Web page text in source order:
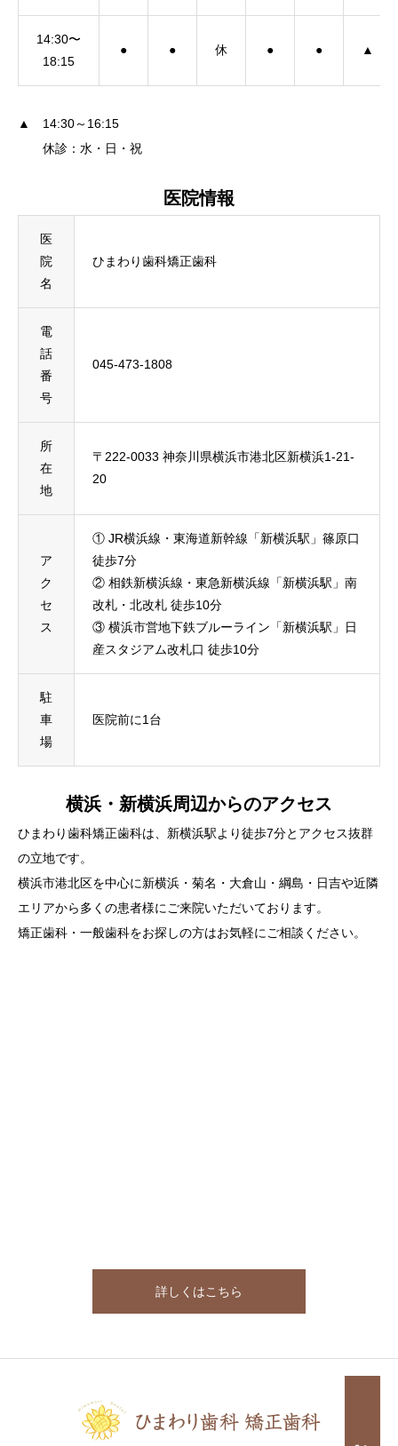
14:30〜
18:15
● ● 休 ● ● ▲
▲ 14:30～16:15
休診：水・日・祝
医院情報
医
院
名
ひまわり歯科矯正歯科
電
話
番
号
045-473-1808
所
在
地
〒222-0033 神奈川県横浜市港北区新横浜1-21-
20
ア
ク
セ
ス
① JR横浜線・東海道新幹線「新横浜駅」篠原口
徒歩7分
② 相鉄新横浜線・東急新横浜線「新横浜駅」南
改札・北改札 徒歩10分
③ 横浜市営地下鉄ブルーライン「新横浜駅」日
産スタジアム改札口 徒歩10分
駐
車
場
医院前に1台
横浜・新横浜周辺からのアクセス
ひまわり歯科矯正歯科は、新横浜駅より徒歩7分とアクセス抜群
の立地です。
横浜市港北区を中心に新横浜・菊名・大倉山・綱島・日吉や近隣
エリアから多くの患者様にご来院いただいております。
矯正歯科・一般歯科をお探しの方はお気軽にご相談ください。
詳しくはこちら